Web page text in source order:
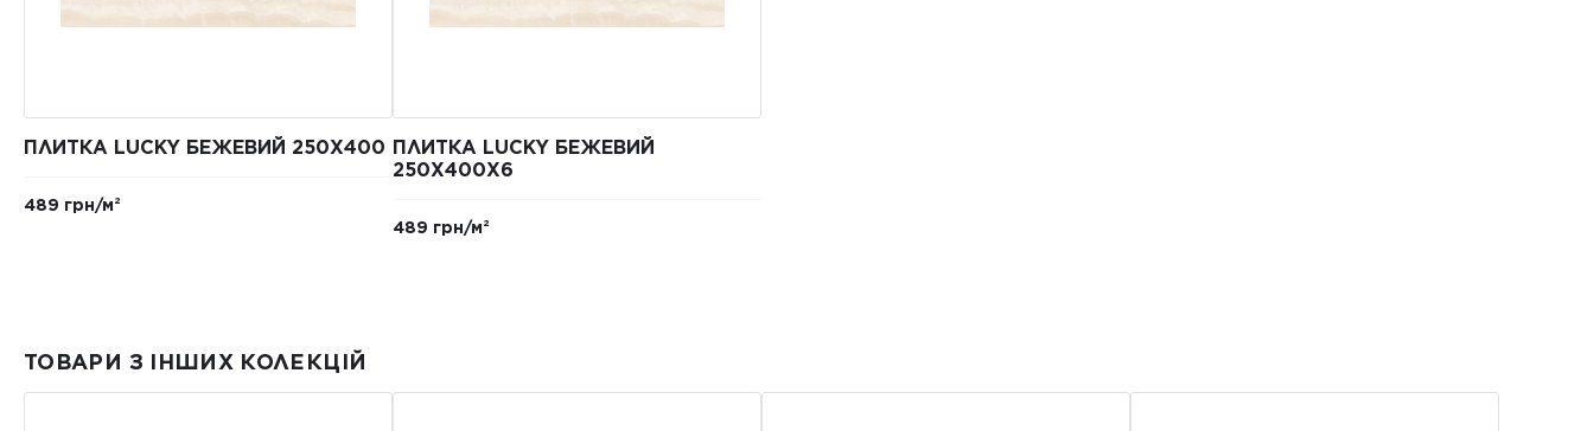
ПЛИТКА LUCKY БЕЖЕВИЙ 250X400
489 грн/м²
ПЛИТКА LUCKY БЕЖЕВИЙ
250X400Х6
489 грн/м²
ТОВАРИ З ІНШИХ КОЛЕКЦІЙ